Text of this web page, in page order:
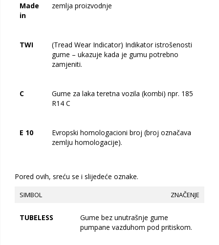
Made
in
zemlja proizvodnje
TWI
(Tread Wear Indicator) Indikator istrošenosti
gume – ukazuje kada je gumu potrebno
zamjeniti.
C
Gume za laka teretna vozila (kombi) npr. 185
R14 C
E 10
Evropski homologacioni broj (broj označava
zemlju homologacije).
Pored ovih, sreću se i slijedeće oznake.
SIMBOL ZNAČENJE
TUBELESS
Gume bez unutrašnje gume
pumpane vazduhom pod pritiskom.